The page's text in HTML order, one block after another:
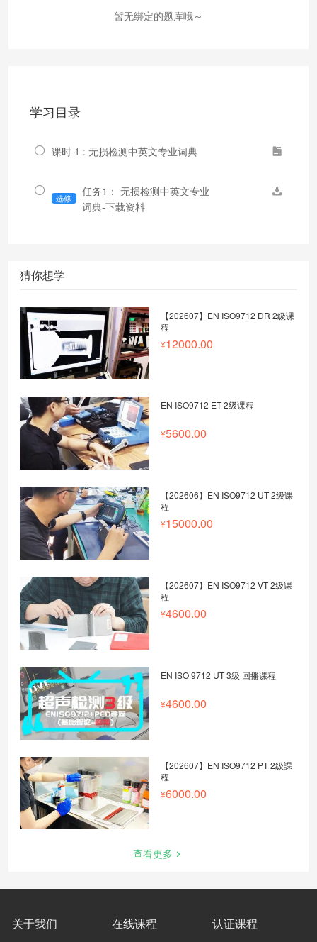
暂无绑定的题库哦～
学习目录
课时 1 : 无损检测中英文专业词典
选修
任务1： 无损检测中英文专业
词典-下载资料
猜你想学
【202607】EN ISO9712 DR 2级课
程
12000.00
EN ISO9712 ET 2级课程
5600.00
【202606】EN ISO9712 UT 2级课
程
15000.00
【202607】EN ISO9712 VT 2级课
程
4600.00
EN ISO 9712 UT 3级 回播课程
4600.00
【202607】EN ISO9712 PT 2级課
程
6000.00
查看更多
关于我们 在线课程 认证课程